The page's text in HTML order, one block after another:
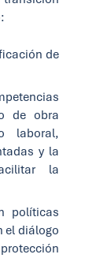
de
de obra
laboral,
y la
la
políticas
el diálogo